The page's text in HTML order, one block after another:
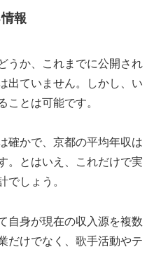
報
うか、これまでに公開され
出ていません。しかし、い
ことは可能です。
確かで、京都の平均年収は
。とはいえ、これだけで実
でしょう。
自身が現在の収入源を複数
だけでなく、歌手活動やテ